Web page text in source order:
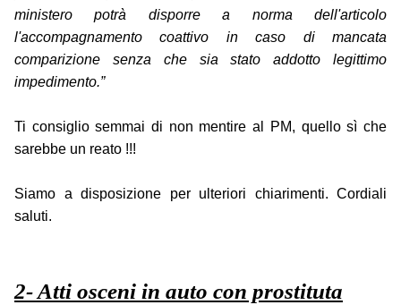
ministero potrà disporre a norma dell'articolo
l'accompagnamento coattivo in caso di mancata
comparizione senza che sia stato addotto legittimo
impedimento.”
Ti consiglio semmai di non mentire al PM, quello sì che
sarebbe un reato !!!
Siamo a disposizione per ulteriori chiarimenti. Cordiali
saluti.
2- Atti osceni in auto con prostituta